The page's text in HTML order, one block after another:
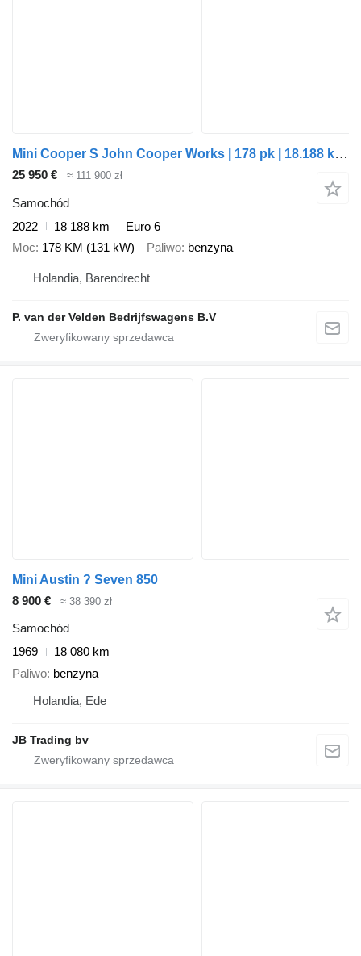
Mini Cooper S John Cooper Works | 178 pk | 18.188 km | 2022 |
25 950 € ≈ 111 900 zł
Samochód
2022
18 188 km
Euro 6
Moc 178 KM (131 kW) Paliwo benzyna
Holandia, Barendrecht
P. van der Velden Bedrijfswagens B.V
Mini Austin ? Seven 850
8 900 €
≈ 38 390 zł
Samochód
1969
18 080 km
Paliwo benzyna
Holandia, Ede
JB Trading bv